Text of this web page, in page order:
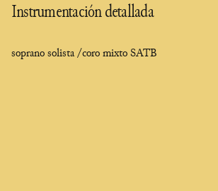
Instrumentación detallada
soprano solista /coro mixto SATB